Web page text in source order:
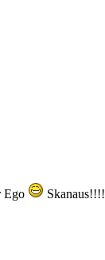
Ego
Skanaus!!!!